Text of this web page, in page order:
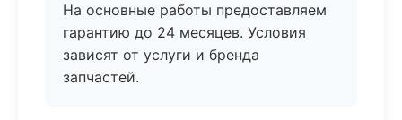
На основные работы предоставляем
гарантию до 24 месяцев. Условия
зависят от услуги и бренда
запчастей.